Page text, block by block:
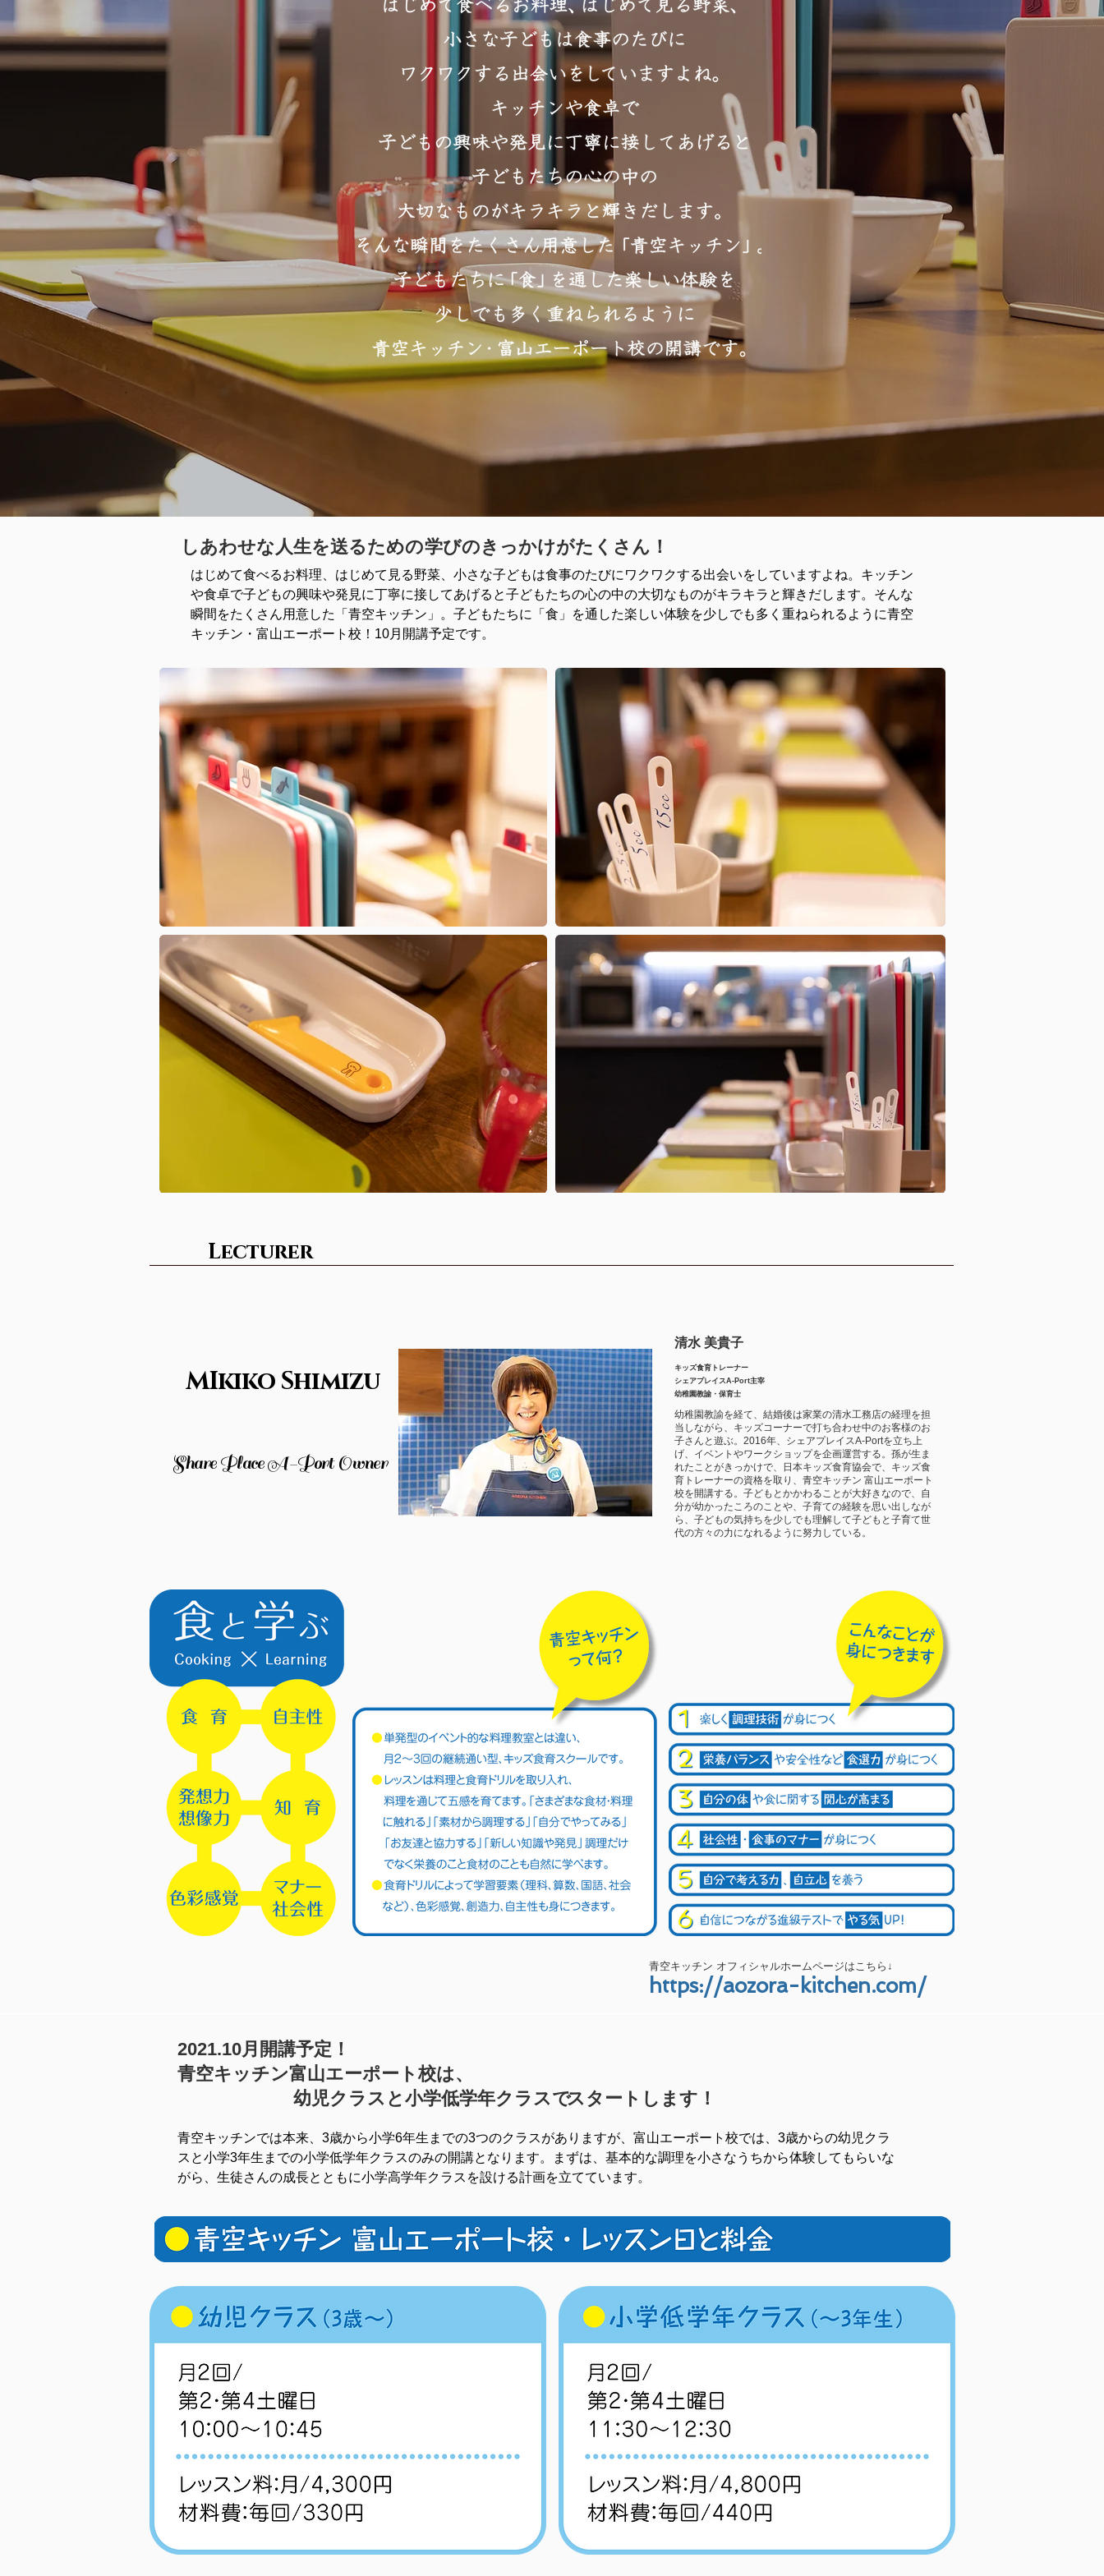
しあわせな人生を送るための学びのきっかけがたくさん！
はじめて食べるお料理、はじめて見る野菜、小さな子どもは食事のたびにワクワクする出会いをしていますよね。キッチン
や食卓で子どもの興味や発見に丁寧に接してあげると子どもたちの心の中の大切なものがキラキラと輝きだします。そんな
瞬間をたくさん用意した「青空キッチン」。子どもたちに「食」を通した楽しい体験を少しでも多く重ねられるように青空
キッチン・富山エーポート校！10月開講予定です。
Lecturer
MIkiko Shimizu
Share Place A-Port Owner
清水 美貴子
キッズ食育トレーナー
シェアプレイスA-Port主宰
幼稚園教諭・ ​保育士
幼稚園教諭を経て、結婚後は家業の清水工務店の経理を担
当しながら、キッズコーナーで打ち合わせ中のお客様のお
子さんと遊ぶ。2016年、シェアプレイスA-Portを立ち上
げ、イベントやワークショップを企画運営する。孫が生ま
れたことがきっかけで、日本キッズ食育協会で、キッズ食
育トレーナーの資格を取り、青空キッチン 富山エーポート
校を開講する。子どもとかかわることが大好きなので、自
分が幼かったころのことや、子育ての経験を思い出しなが
ら、子どもの気持ちを少しでも理解して子どもと子育て世
代の方々の力になれるように努力している。
青空キッチン オフィシャルホームページはこちら↓
https://aozora-kitchen.com/
2021.10月開講予定！
青空キッチン富山エーポート校は、
幼児クラスと小学低学年クラスでスタートします！
青空キッチンでは本来、3歳から小学6年生までの3つのクラスがありますが、富山エーポート校では、3歳からの幼児クラ
スと小学3年生までの小学低学年クラスのみの開講となります。まずは、基本的な調理を小さなうちから体験してもらいな
がら、生徒さんの成長とともに小学高学年クラスを設ける計画を立てています。